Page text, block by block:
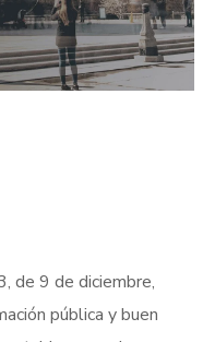
de 9 de diciembre,
pública y buen